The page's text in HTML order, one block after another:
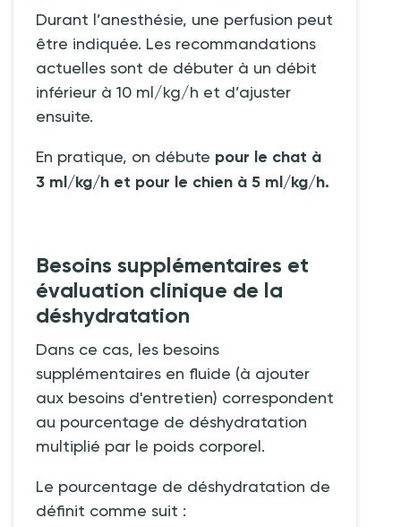
Durant l’anesthésie, une perfusion peut
être indiquée. Les recommandations
actuelles sont de débuter à un débit
inférieur à 10 ml/kg/h et d’ajuster
ensuite.
En pratique, on débute pour le chat à
3 ml/kg/h et pour le chien à 5 ml/kg/h.
Besoins supplémentaires et
évaluation clinique de la
déshydratation
Dans ce cas, les besoins
supplémentaires en fluide (à ajouter
aux besoins d'entretien) correspondent
au pourcentage de déshydratation
multiplié par le poids corporel.
Le pourcentage de déshydratation de
définit comme suit :